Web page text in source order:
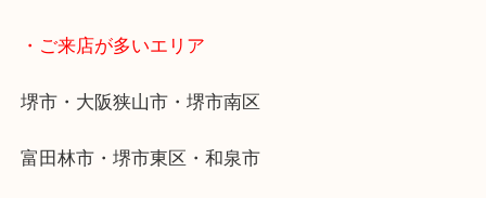
—お知らせ—
最後に当店では現在、正社員を募集しておりますの